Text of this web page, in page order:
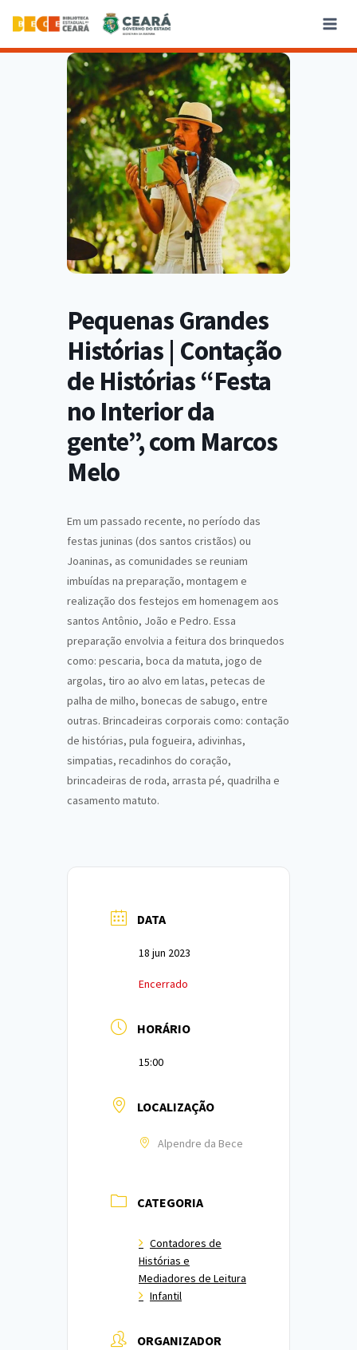
Pequenas Grandes
Histórias | Contação
de Histórias “Festa
no Interior da
gente”, com Marcos
Melo
Em um passado recente, no período das
festas juninas (dos santos cristãos) ou
Joaninas, as comunidades se reuniam
imbuídas na preparação, montagem e
realização dos festejos em homenagem aos
santos Antônio, João e Pedro. Essa
preparação envolvia a feitura dos brinquedos
como: pescaria, boca da matuta, jogo de
argolas, tiro ao alvo em latas, petecas de
palha de milho, bonecas de sabugo, entre
outras. Brincadeiras corporais como: contação
de histórias, pula fogueira, adivinhas,
simpatias, recadinhos do coração,
brincadeiras de roda, arrasta pé, quadrilha e
casamento matuto.
DATA
18 jun 2023
Encerrado
HORÁRIO
15:00
LOCALIZAÇÃO
Alpendre da Bece
CATEGORIA
Contadores de
Histórias e
Mediadores de Leitura
Infantil
ORGANIZADOR